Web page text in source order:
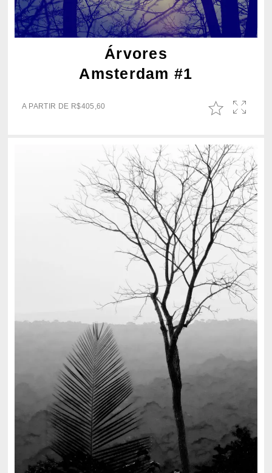
Árvores
Amsterdam #1
A PARTIR DE R$405,60